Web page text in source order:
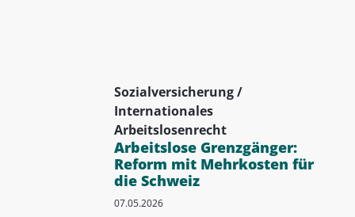
Sozialversicherung /
Internationales
Arbeitslosenrecht
Arbeitslose Grenzgänger:
Reform mit Mehrkosten für
die Schweiz
07.05.2026